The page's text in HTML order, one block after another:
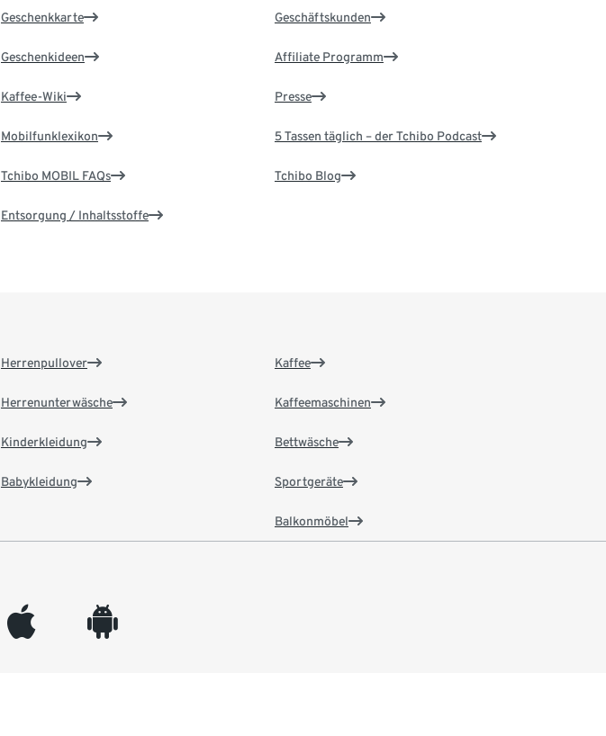
Geschenkkarte
Geschenkideen
Kaffee-Wiki
Mobilfunklexikon
Tchibo MOBIL FAQs
Entsorgung / Inhaltsstoffe
Geschäftskunden
Affiliate Programm
Presse
5 Tassen täglich – der Tchibo Podcast
Tchibo Blog
Herrenpullover
Herrenunterwäsche
Kinderkleidung
Babykleidung
Kaffee
Kaffeemaschinen
Bettwäsche
Sportgeräte
Balkonmöbel
appleinc android